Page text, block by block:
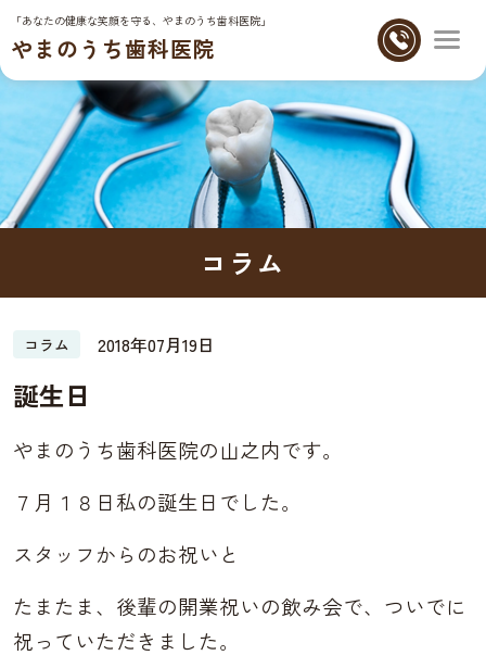
「あなたの健康な笑顔を守る、やまのうち歯科医院」
やまのうち歯科医院
コラム
コラム 2018年07月19日
誕生日
やまのうち歯科医院の山之内です。
７月１８日私の誕生日でした。
スタッフからのお祝いと
たまたま、後輩の開業祝いの飲み会で、ついでに
祝っていただきました。